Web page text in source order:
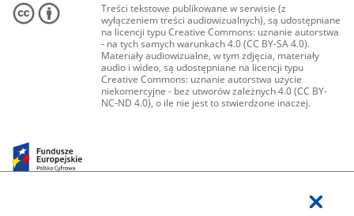
Treści tekstowe publikowane w serwisie (z
wyłączeniem treści audiowizualnych), są udostępniane
na licencji typu Creative Commons: uznanie autorstwa
- na tych samych warunkach 4.0 (CC BY-SA 4.0).
Materiały audiowizualne, w tym zdjęcia, materiały
audio i wideo, są udostępniane na licencji typu
Creative Commons: uznanie autorstwa użycie
niekomercyjne - bez utworów zależnych 4.0 (CC BY-
NC-ND 4.0), o ile nie jest to stwierdzone inaczej.